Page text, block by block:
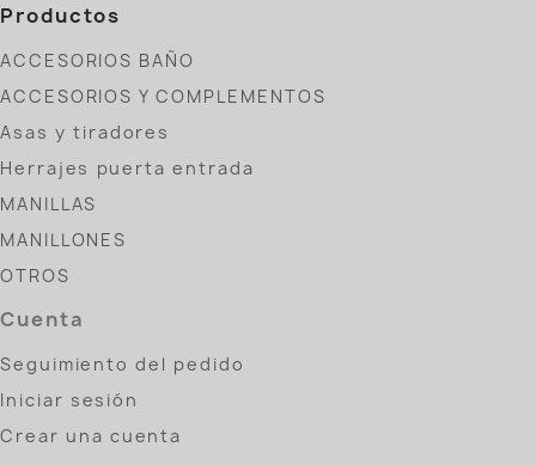
Productos
ACCESORIOS BAÑO
ACCESORIOS Y COMPLEMENTOS
Asas y tiradores
Herrajes puerta entrada
MANILLAS
MANILLONES
OTROS
Cuenta
Seguimiento del pedido
Iniciar sesión
Crear una cuenta